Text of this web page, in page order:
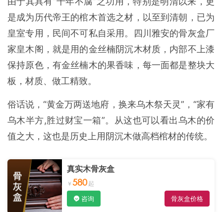
是成为历代帝王的棺木首选之材，以至到清朝，已为
皇室专用，民间不可私自采用。四川雅安的骨灰盒厂
家皇木阁，就是用的金丝楠阴沉木材质，内部不上漆
保持原色，有金丝楠木的果香味，每一面都是整块大
板，材质、做工精致。
俗话说，“黄金万两送地府，换来乌木祭天灵”，“家有
乌木半方,胜过财宝一箱”。从这也可以看出乌木的价
值之大，这也是历史上用阴沉木做高档棺材的传统。
真实木骨灰盒
580
咨询 骨灰盒价格